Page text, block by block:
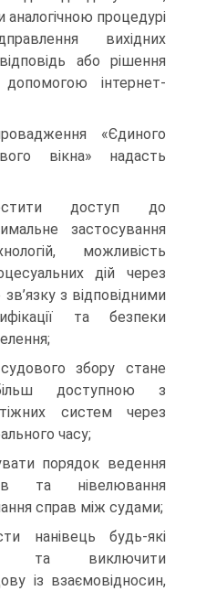
процедурі
вихідних
або рішення
інтернет-
«Єдиного
вікна» надасть
доступ до
застосування
можливість
дій через
з відповідними
та безпеки
збору стане
доступною з
систем через
часу;
порядок ведення
та нівелювання
справ між судами;
нанівець будь-які
та виключити
із взаємовідносин,